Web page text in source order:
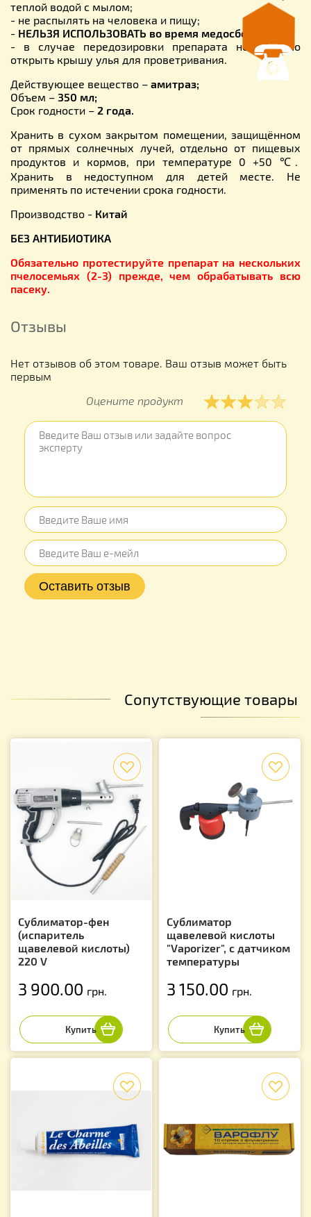
теплой водой с мылом;
- не распылять на человека и пищу;
- НЕЛЬЗЯ ИСПОЛЬЗОВАТЬ во время медосбора;
- в случае передозировки препарата необходимо
открыть крышу улья для проветривания.
Действующее вещество – амитраз;
Объем – 350 мл;
Срок годности – 2 года.
Хранить в сухом закрытом помещении, защищённом
от прямых солнечных лучей, отдельно от пищевых
продуктов и кормов, при температуре 0 +50 ℃.
Хранить в недоступном для детей месте. Не
применять по истечении срока годности.
Производство - Китай
БЕЗ АНТИБИОТИКА
Обязательно протестируйте препарат на нескольких
пчелосемьях (2-3) прежде, чем обрабатывать всю
пасеку.
Отзывы
Нет отзывов об этом товаре. Ваш отзыв может быть
первым
Оцените продукт
Сопутствующие товары
Сублиматор-фен
(испаритель
щавелевой кислоты)
220 V
3 900.00 грн.
Сублиматор
щавелевой кислоты
"Vaporizer", с датчиком
температуры
3 150.00 грн.